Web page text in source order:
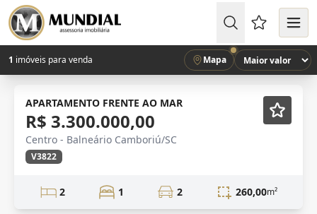
Favoritos
1 imóveis para venda Mapa
VENDA Semi-mobiliado
APARTAMENTO FRENTE AO MAR
R$ 3.300.000,00
Centro - Balneário Camboriú/SC
V3822
2 1 2 260,00m²